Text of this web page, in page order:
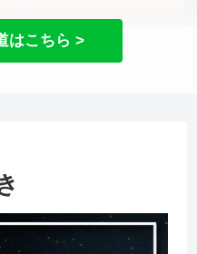
はこちら >